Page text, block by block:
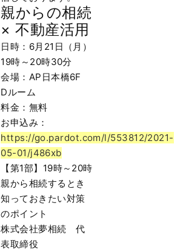
親からの相続
× 不動産活用
日時：6月21日（月）
19時～20時30分
会場：AP日本橋6F
Dルーム
料金：無料
お申込み：
https://go.pardot.com/l/553812/2021-
05-01/j486xb
【第1部】19時～20時
親から相続するとき
知っておきたい対策
のポイント
株式会社夢相続 代
表取締役